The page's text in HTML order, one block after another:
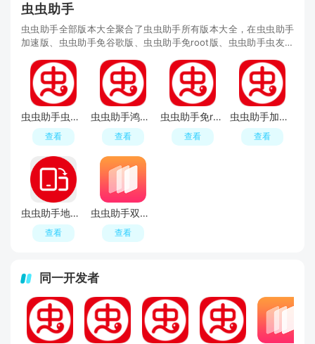
虫虫助手
虫虫助手全部版本大全聚合了虫虫助手所有版本大全，在虫虫助手
加速版、虫虫助手免谷歌版、虫虫助手免root版、虫虫助手虫友分
虫虫助手虫友分享版本2026更新版
查看
虫虫助手鸿蒙版
查看
虫虫助手免root版安装包(虫虫助手精简版)
查看
虫虫助手加速版apk
查看
虫虫助手地铁跑酷横竖屏切换工具
查看
虫虫助手双开空间插件64位版(虫虫双开空间安装包)
查看
同一开发者